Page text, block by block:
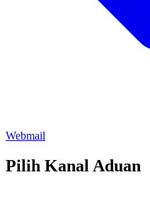
Webmail
Pilih Kanal Aduan